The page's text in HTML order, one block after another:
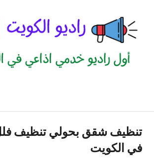
المحتوى
الكويت
للاعلانات
الخدمية
بالكويت
تنظيف شقق بحولي تنظيف
في الكويت